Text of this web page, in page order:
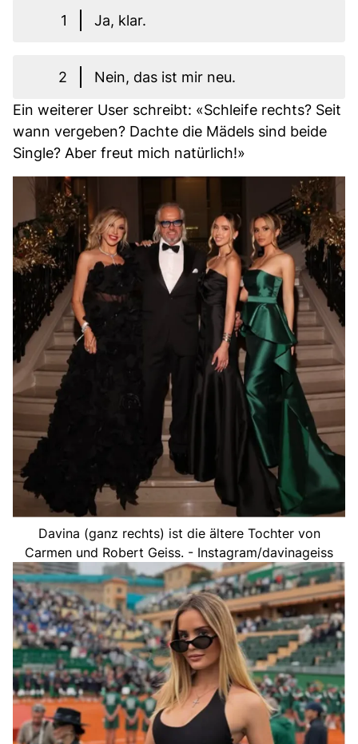
1 Ja, klar.
2
Nein, das ist mir neu.
Ein weiterer User schreibt: «Schleife rechts? Seit
wann vergeben? Dachte die Mädels sind beide
Single? Aber freut mich natürlich!»
Davina (ganz rechts) ist die ältere Tochter von
Carmen und Robert Geiss. - Instagram/davinageiss